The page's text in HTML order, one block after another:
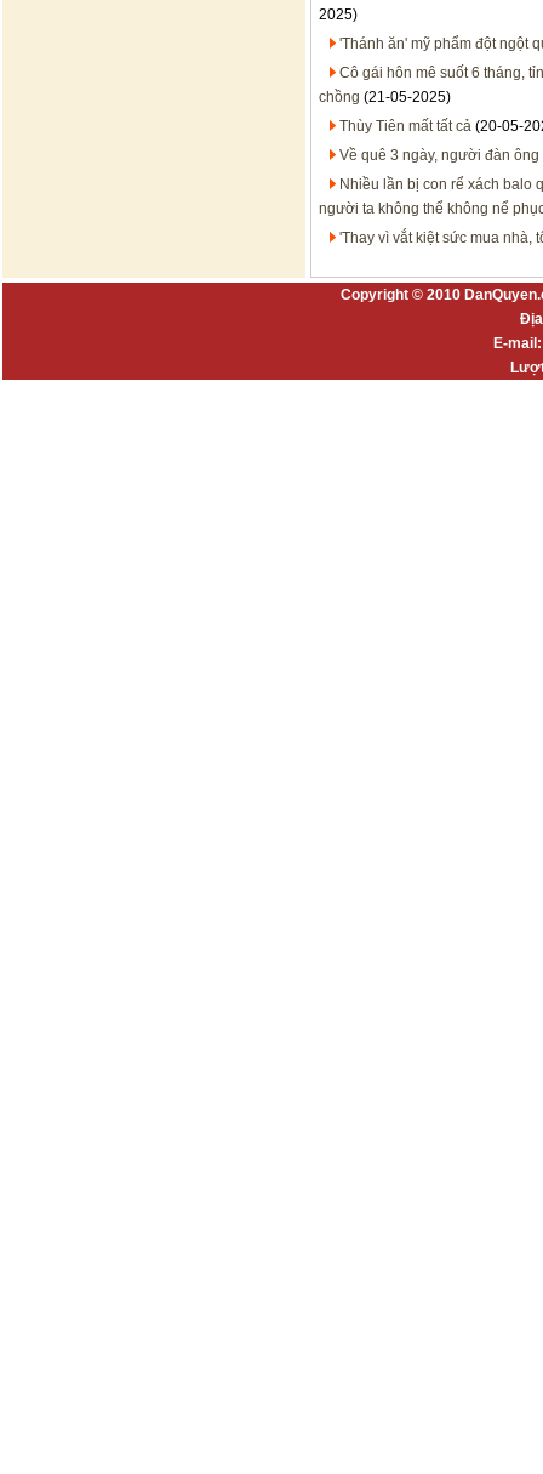
2025)
'Thánh ăn' mỹ phẩm đột ngột
Cô gái hôn mê suốt 6 tháng,
chồng (21-05-2025)
Thùy Tiên mất tất cả (20-05-
Về quê 3 ngày, người đàn
Nhiều lần bị con rể xách balo
người ta không thể không nể
'Thay vì vắt kiệt sức mua nhà,
Copyright © 2010
E-